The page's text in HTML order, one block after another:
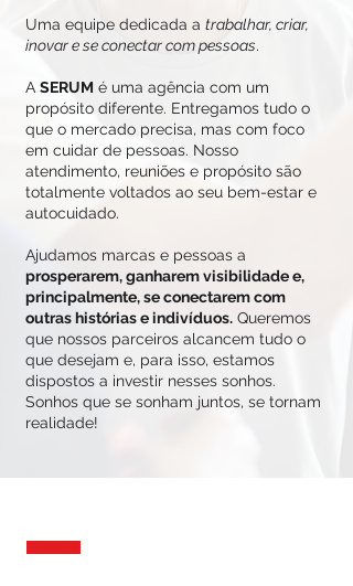
Uma equipe dedicada a trabalhar, criar,
inovar e se conectar com pessoas.
A SERUM é uma agência com um
propósito diferente. Entregamos tudo o
que o mercado precisa, mas com foco
em cuidar de pessoas. Nosso
atendimento, reuniões e propósito são
totalmente voltados ao seu bem-estar e
autocuidado.
Ajudamos marcas e pessoas a
prosperarem, ganharem visibilidade e,
principalmente, se conectarem com
outras histórias e indivíduos. Queremos
que nossos parceiros alcancem tudo o
que desejam e, para isso, estamos
dispostos a investir nesses sonhos.
Sonhos que se sonham juntos, se tornam
realidade!